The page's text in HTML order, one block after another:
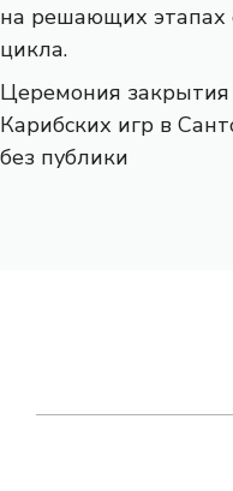
на решающих этапах
цикла.
Церемония
Карибских игр в
без публики